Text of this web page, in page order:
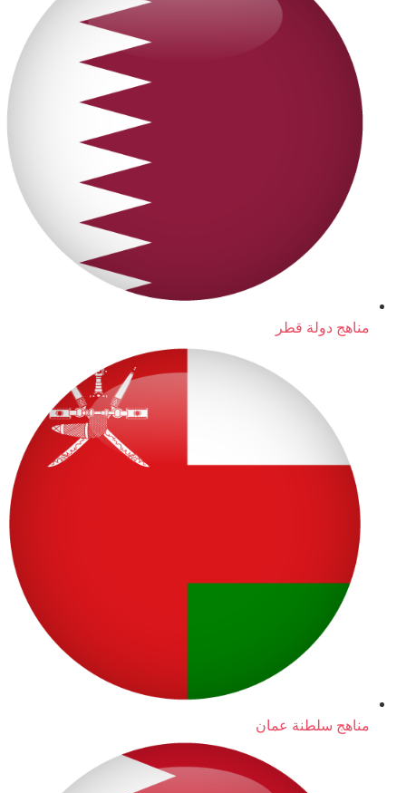
مناهج دولة قطر
مناهج سلطنة عمان